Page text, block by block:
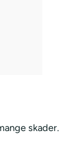
skader.